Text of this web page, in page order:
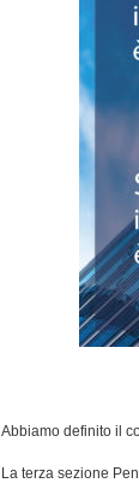
Abbiamo definito il
La terza sezione